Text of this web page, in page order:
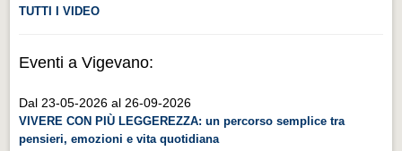
CHI SIAMO
CITTÀ
Guida turistica rapida
Guida turistica rapida
TUTTI I VIDEO
Eventi a Vigevano:
Dal 23-05-2026 al 26-09-2026
VIVERE CON PIÙ LEGGEREZZA: un percorso semplice tra
pensieri, emozioni e vita quotidiana